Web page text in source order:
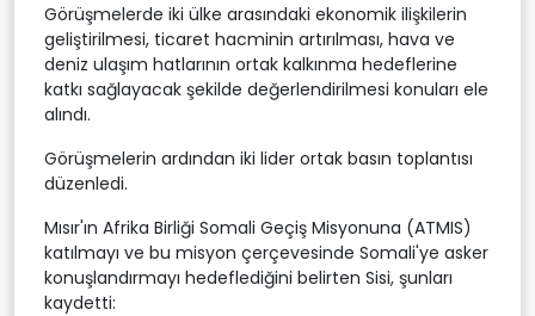
Görüşmelerde iki ülke arasındaki ekonomik ilişkilerin
geliştirilmesi, ticaret hacminin artırılması, hava ve
deniz ulaşım hatlarının ortak kalkınma hedeflerine
katkı sağlayacak şekilde değerlendirilmesi konuları ele
alındı.
Görüşmelerin ardından iki lider ortak basın toplantısı
düzenledi.
Mısır'ın Afrika Birliği Somali Geçiş Misyonuna (ATMIS)
katılmayı ve bu misyon çerçevesinde Somali'ye asker
konuşlandırmayı hedeflediğini belirten Sisi, şunları
kaydetti: